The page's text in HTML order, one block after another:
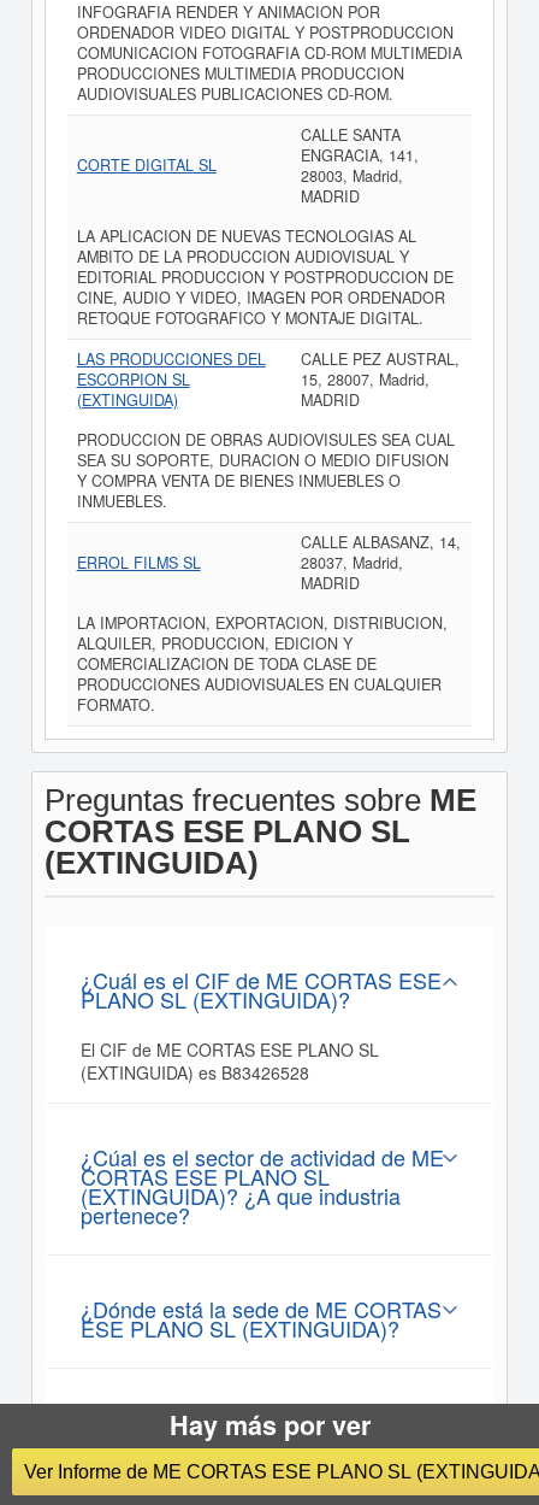
INFOGRAFIA RENDER Y ANIMACION POR
ORDENADOR VIDEO DIGITAL Y POSTPRODUCCION
COMUNICACION FOTOGRAFIA CD-ROM MULTIMEDIA
PRODUCCIONES MULTIMEDIA PRODUCCION
AUDIOVISUALES PUBLICACIONES CD-ROM.
CORTE DIGITAL SL
CALLE SANTA
ENGRACIA, 141,
28003, Madrid,
MADRID
LA APLICACION DE NUEVAS TECNOLOGIAS AL
AMBITO DE LA PRODUCCION AUDIOVISUAL Y
EDITORIAL PRODUCCION Y POSTPRODUCCION DE
CINE, AUDIO Y VIDEO, IMAGEN POR ORDENADOR
RETOQUE FOTOGRAFICO Y MONTAJE DIGITAL.
LAS PRODUCCIONES DEL
ESCORPION SL
(EXTINGUIDA)
CALLE PEZ AUSTRAL,
15, 28007, Madrid,
MADRID
PRODUCCION DE OBRAS AUDIOVISULES SEA CUAL
SEA SU SOPORTE, DURACION O MEDIO DIFUSION
Y COMPRA VENTA DE BIENES INMUEBLES O
INMUEBLES.
ERROL FILMS SL
CALLE ALBASANZ, 14,
28037, Madrid,
MADRID
LA IMPORTACION, EXPORTACION, DISTRIBUCION,
ALQUILER, PRODUCCION, EDICION Y
COMERCIALIZACION DE TODA CLASE DE
PRODUCCIONES AUDIOVISUALES EN CUALQUIER
FORMATO.
Preguntas frecuentes sobre ME
CORTAS ESE PLANO SL
(EXTINGUIDA)
¿Cuál es el CIF de ME CORTAS ESE
PLANO SL (EXTINGUIDA)?
El CIF de ME CORTAS ESE PLANO SL
(EXTINGUIDA) es B83426528
¿Cúal es el sector de actividad de ME
CORTAS ESE PLANO SL
(EXTINGUIDA)? ¿A que industria
pertenece?
¿Dónde está la sede de ME CORTAS
ESE PLANO SL (EXTINGUIDA)?
¿Cuál es la facturación de ME
CORTAS ESE PLANO SL
(EXTINGUIDA)?
Hay más por ver
Ver Informe de ME CORTAS ESE PLANO SL